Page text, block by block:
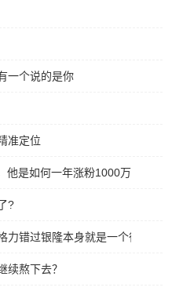
一个说的是你
准定位
他是如何一年涨粉1000万
?
力错过银隆本身就是一个很大的遗
续熬下去？